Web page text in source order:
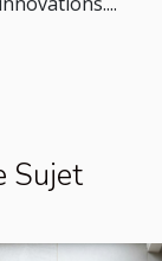
Sujet